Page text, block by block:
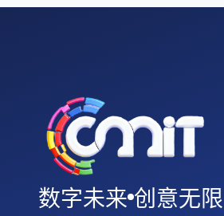
数字未来 创意无限